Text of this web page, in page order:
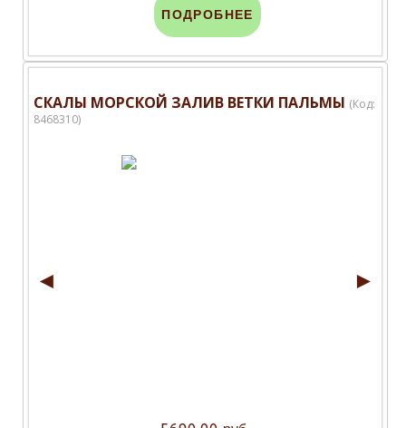
ПОДРОБНЕЕ
СКАЛЫ МОРСКОЙ ЗАЛИВ ВЕТКИ ПАЛЬМЫ (Код:
8468310)
◄ ►